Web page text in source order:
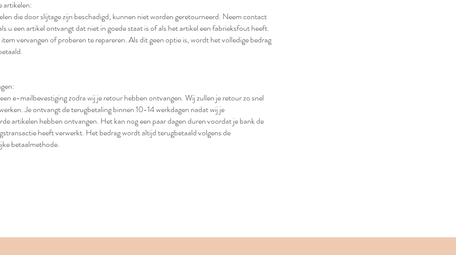
artikelen:
die door slijtage zijn beschadigd, kunnen niet worden geretourneerd. Neem contact
u een artikel ontvangt dat niet in goede staat is of als het artikel een fabrieksfout heeft.
item vervangen of proberen te repareren. Als dit geen optie is, wordt het volledige bedrag
e-mailbevestiging zodra wij je retour hebben ontvangen. Wij zullen je retour zo snel
Je ontvangt de terugbetaling binnen 10-14 werkdagen nadat wij je
artikelen hebben ontvangen. Het kan nog een paar dagen duren voordat je bank de
heeft verwerkt. Het bedrag wordt altijd terugbetaald volgens de
betaalmethode.